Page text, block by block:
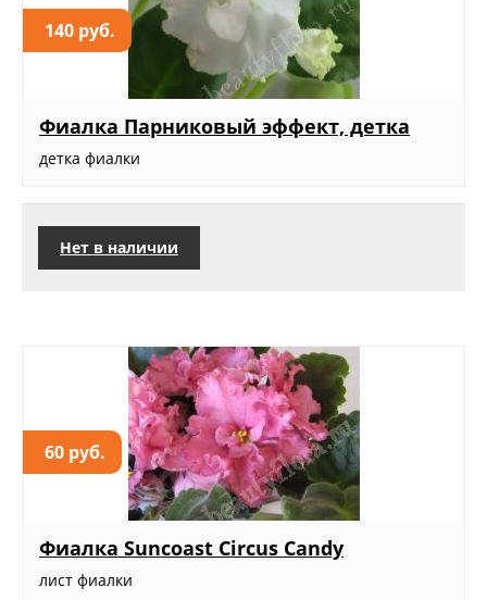
140 руб.
Фиалка Парниковый эффект, детка
детка фиалки
Нет в наличии
60 руб.
Фиалка Suncoast Circus Candy
лист фиалки